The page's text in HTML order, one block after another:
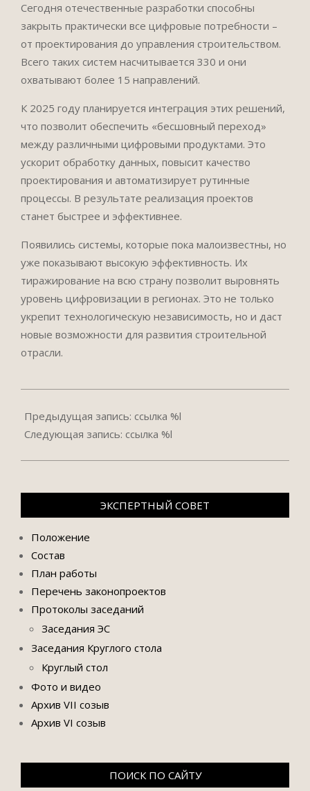
Сегодня отечественные разработки способны
закрыть практически все цифровые потребности –
от проектирования до управления строительством.
Всего таких систем насчитывается 330 и они
охватывают более 15 направлений.
К 2025 году планируется интеграция этих решений,
что позволит обеспечить «бесшовный переход»
между различными цифровыми продуктами. Это
ускорит обработку данных, повысит качество
проектирования и автоматизирует рутинные
процессы. В результате реализация проектов
станет быстрее и эффективнее.
Появились системы, которые пока малоизвестны, но
уже показывают высокую эффективность. Их
тиражирование на всю страну позволит выровнять
уровень цифровизации в регионах. Это не только
укрепит технологическую независимость, но и даст
новые возможности для развития строительной
отрасли.
12-
05
Предыдущая запись: ссылка %l
Следующая запись: ссылка %l
ЭКСПЕРТНЫЙ СОВЕТ
Положение
Состав
План работы
Перечень законопроектов
Протоколы заседаний
Заседания ЭС
Заседания Круглого стола
Круглый стол
Фото и видео
Архив VII созыв
Архив VI созыв
ПОИСК ПО САЙТУ